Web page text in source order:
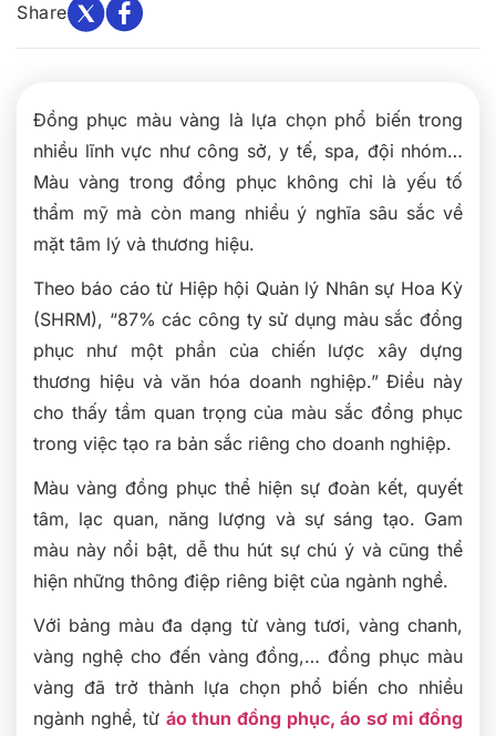
Share
Đồng phục màu vàng là lựa chọn phổ biến trong
nhiều lĩnh vực như công sở, y tế, spa, đội nhóm…
Màu vàng trong đồng phục không chỉ là yếu tố
thẩm mỹ mà còn mang nhiều ý nghĩa sâu sắc về
mặt tâm lý và thương hiệu.
Theo báo cáo từ Hiệp hội Quản lý Nhân sự Hoa Kỳ
(SHRM), “87% các công ty sử dụng màu sắc đồng
phục như một phần của chiến lược xây dựng
thương hiệu và văn hóa doanh nghiệp.” Điều này
cho thấy tầm quan trọng của màu sắc đồng phục
trong việc tạo ra bản sắc riêng cho doanh nghiệp.
Màu vàng đồng phục thể hiện sự đoàn kết, quyết
tâm, lạc quan, năng lượng và sự sáng tạo. Gam
màu này nổi bật, dễ thu hút sự chú ý và cũng thể
hiện những thông điệp riêng biệt của ngành nghề.
Với bảng màu đa dạng từ vàng tươi, vàng chanh,
vàng nghệ cho đến vàng đồng,… đồng phục màu
vàng đã trở thành lựa chọn phổ biến cho nhiều
ngành nghề, từ áo thun đồng phục, áo sơ mi đồng